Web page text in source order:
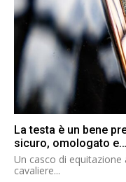
La testa è un bene
sicuro, omologato
Un casco di
cavaliere...